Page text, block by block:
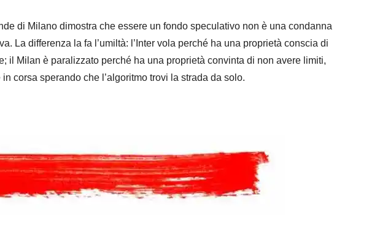
di Milano dimostra che essere un fondo speculativo non è una condanna
La differenza la fa l’umiltà: l’Inter vola perché ha una proprietà conscia di
il Milan è paralizzato perché ha una proprietà convinta di non avere limiti,
corsa sperando che l’algoritmo trovi la strada da solo.